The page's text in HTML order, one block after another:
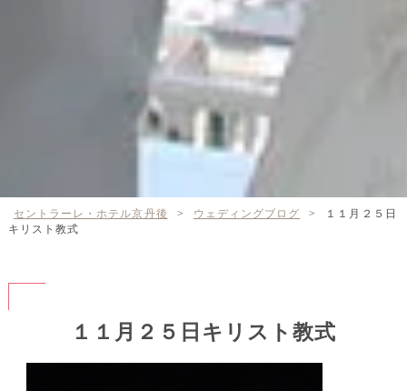
セントラーレ・ホテル京丹後 > ウェディングブログ >
１１月２５日
キリスト教式
１１月２５日キリスト教式